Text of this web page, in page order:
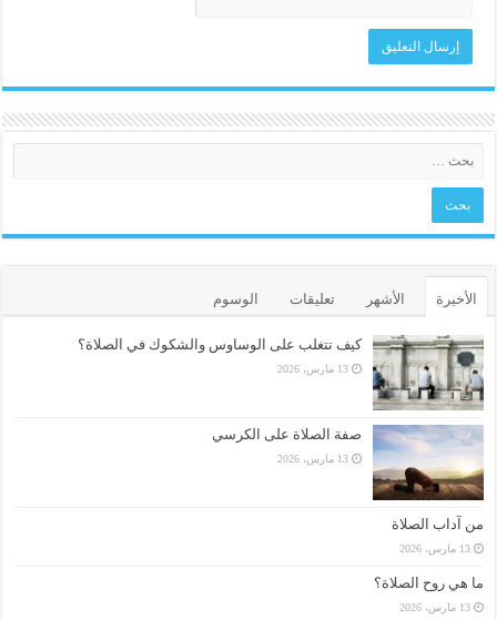
الأخيرة الأشهر تعليقات الوسوم
كيف تتغلب على الوساوس والشكوك في الصلاة؟
13 مارس، 2026
صفة الصلاة على الكرسي
13 مارس، 2026
من آداب الصلاة
13 مارس، 2026
ما هي روح الصلاة؟
13 مارس، 2026